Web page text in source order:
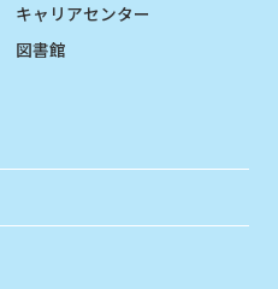
キャリアセンター
図書館